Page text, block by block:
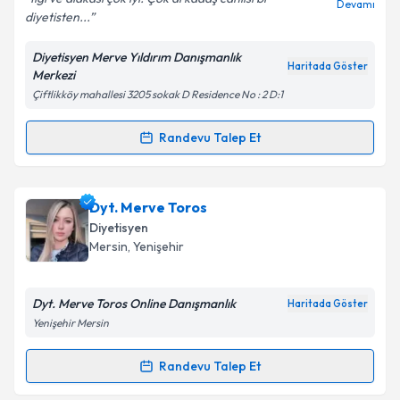
Kişisel verilerimin işlenmesine ilişkin
Aydınlatma
kapsamda işlenmesini kabul ediyorum.
Takvim Talebini Gönder
diyetisten...
Devamı
Diyetisyen Merve Yıldırım Danışmanlık
Merkezi
Haritada Göster
Çiftlikköy mahallesi 3205 sokak D Residence No : 2 D:1
Randevu Talep Et
Randevu Takvimi Talebi
Dyt. Merve Yıldırımiçin randevu takvimi talebi
oluşturun. Size bu uzmandan randevu almanız için bir
takvim hazırlandığında e-posta ile bilgilendireceğiz.
Kişisel verilerimin işlenmesine ilişkin
Metni'ni okudum ve kişisel verilerimin belirtilen
Dyt. Merve Toros
Diyetisyen
Mersin, Yenişehir
Dyt. Merve Toros Online Danışmanlık Haritada Göster
Yenişehir Mersin
Randevu Talep Et
Randevu Takvimi Talebi